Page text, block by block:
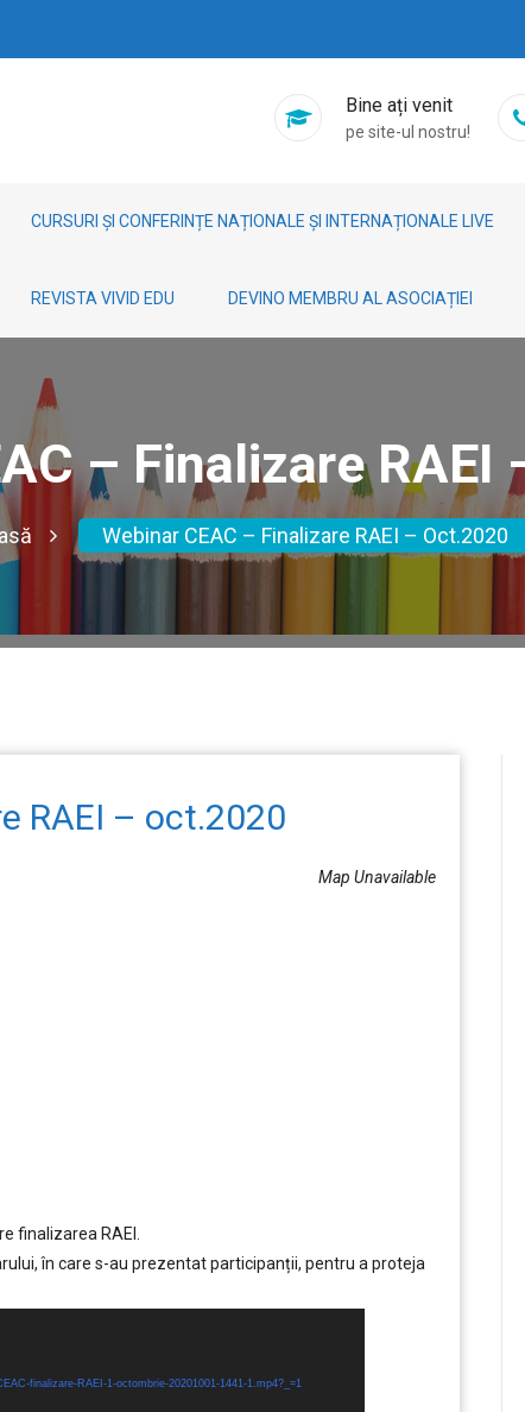
Bine ați venit
pe site-ul nostru!
CURSURI ȘI CONFERINȚE NAȚIONALE ȘI INTERNAȚIONALE LIVE
REVISTA VIVID EDU DEVINO MEMBRU AL ASOCIAȚIEI
– Finalizare RAEI
Webinar CEAC – Finalizare RAEI – Oct.2020
RAEI – oct.2020
Map Unavailable
finalizarea RAEI.
în care s-au prezentat participanții, pentru a proteja
finalizare-RAEI-1-octombrie-20201001-1441-1.mp4?_=1